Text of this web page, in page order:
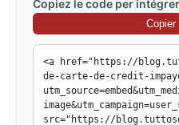
Copiez le code per
Copier